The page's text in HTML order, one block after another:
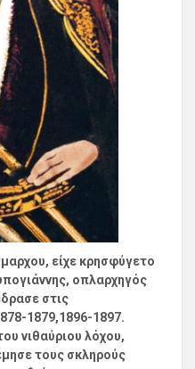
είχε κρησφύγετο
οπλαρχηγός
στις
1879,1896-1897.
νιθαύριου λόχου,
τους σκληρούς